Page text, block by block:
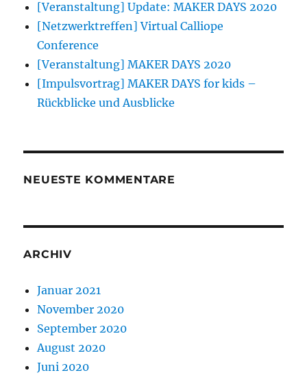
[Veranstaltung] Update: MAKER DAYS 2020
[Netzwerktreffen] Virtual Calliope
Conference
[Veranstaltung] MAKER DAYS 2020
[Impulsvortrag] MAKER DAYS for kids –
Rückblicke und Ausblicke
NEUESTE KOMMENTARE
ARCHIV
Januar 2021
November 2020
September 2020
August 2020
Juni 2020